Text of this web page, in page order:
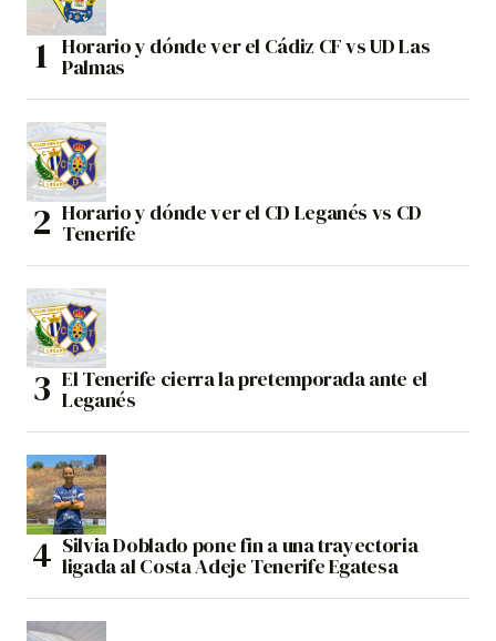
Horario y dónde ver el Cádiz CF vs UD Las
Palmas
Horario y dónde ver el CD Leganés vs CD
Tenerife
El Tenerife cierra la pretemporada ante el
Leganés
Silvia Doblado pone fin a una trayectoria
ligada al Costa Adeje Tenerife Egatesa